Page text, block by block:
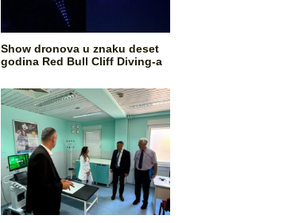
Show dronova u znaku deset
godina Red Bull Cliff Diving-a